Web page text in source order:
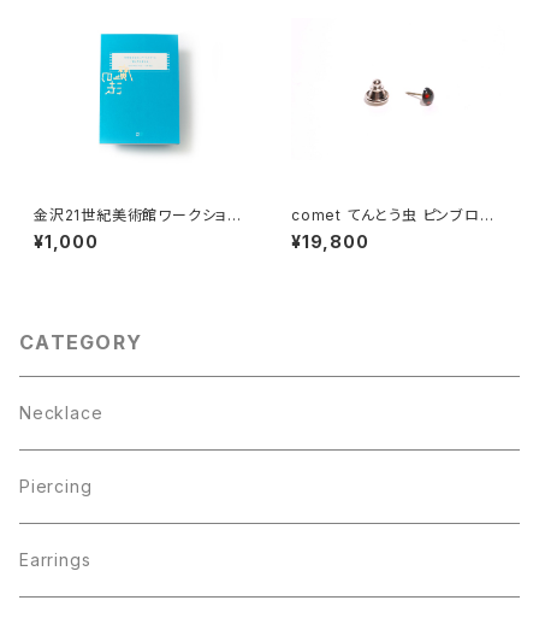
金沢21世紀美術館ワークショッ
プ・アーカイブブック 2019-20
20
¥1,000
comet てんとう虫 ピンブロー
チ 黒
¥19,800
CATEGORY
Necklace
Piercing
Earrings